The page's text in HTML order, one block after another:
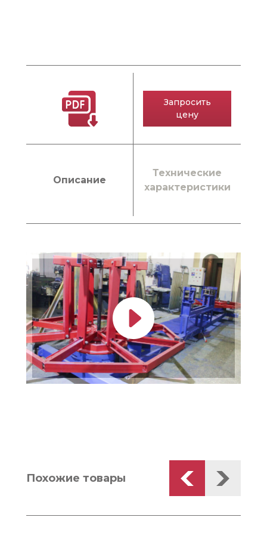
Описание
Технические
характеристики
Запросить
цену
Похожие товары